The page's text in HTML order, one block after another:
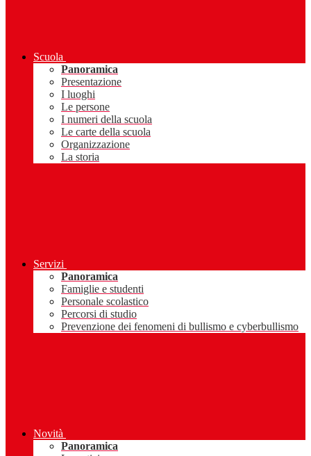
Scuola
Panoramica
Presentazione
I luoghi
Le persone
I numeri della scuola
Le carte della scuola
Organizzazione
La storia
Servizi
Panoramica
Famiglie e studenti
Personale scolastico
Percorsi di studio
Prevenzione dei fenomeni di bullismo e cyberbullismo
Novità
Panoramica